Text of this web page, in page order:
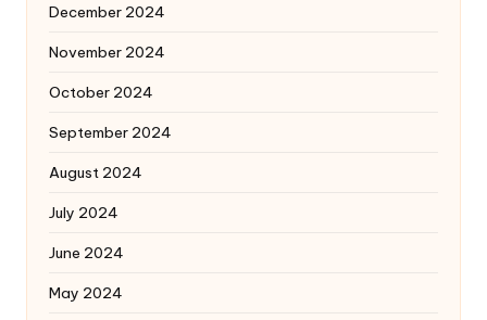
December 2024
November 2024
October 2024
September 2024
August 2024
July 2024
June 2024
May 2024